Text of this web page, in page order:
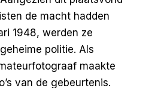
de macht hadden
1948, werden ze
politie. Als
maakte
van de gebeurtenis.